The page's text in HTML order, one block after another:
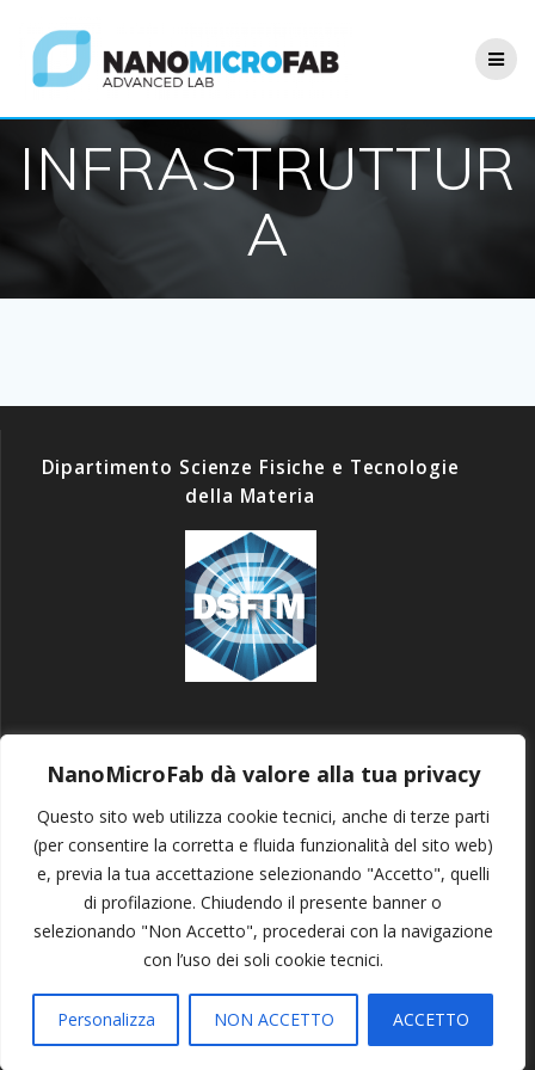
NanoMicroFab dà valore alla tua privacy
Questo sito web utilizza cookie tecnici, anche di terze parti
(per consentire la corretta e fluida funzionalità del sito web)
e, previa la tua accettazione selezionando "Accetto", quelli
di profilazione. Chiudendo il presente banner o
selezionando "Non Accetto", procederai con la navigazione
con l’uso dei soli cookie tecnici.
Personalizza NON ACCETTO ACCETTO
contenuto
INFRASTRUTTUR
A
Dipartimento Scienze Fisiche e Tecnologie
della Materia
NANOMICROFAB
© 2026 NANOMICROFAB
Via del Fosso del Cavaliere, 100
00133 Roma - ITALIA